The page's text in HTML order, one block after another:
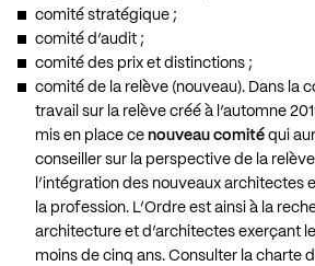
comité stratégique ;
comité d’audit ;
comité des prix et distinctions ;
comité de la relève (nouveau). Dans la
travail sur la relève créé à l’automne
mis en place ce nouveau comité qui
conseiller sur la perspective de la
l’intégration des nouveaux architectes
la profession. L’Ordre est ainsi à la
architecture et d’architectes exerçant
moins de cinq ans. Consulter la charte